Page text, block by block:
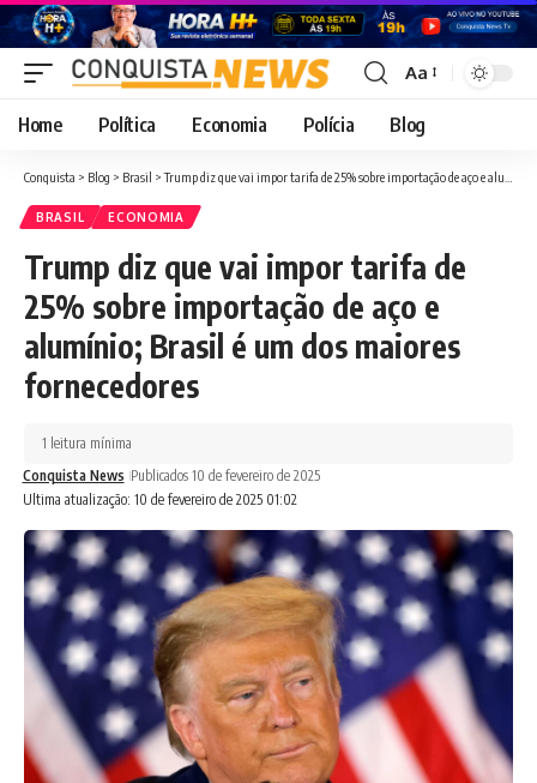
Font
Resizer
Aa
Home Política Economia Polícia Blog
Conquista > Blog > Brasil >Trump diz que vai impor tarifa de 25% sobre importação de aço e alumínio; Brasil é um dos maiores fornecedores
BRASIL ECONOMIA
Trump diz que vai impor tarifa de
25% sobre importação de aço e
alumínio; Brasil é um dos maiores
fornecedores
Ultima atualização: 10 de fevereiro de 2025 01:02
Conquista News Publicados 10 de fevereiro de 2025
1 leitura mínima